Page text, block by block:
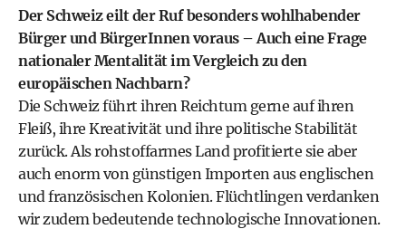
Der Schweiz eilt der Ruf besonders wohlhabender
Bürger und BürgerInnen voraus – Auch eine Frage
nationaler Mentalität im Vergleich zu den
europäischen Nachbarn?
Die Schweiz führt ihren Reichtum gerne auf ihren
Fleiß, ihre Kreativität und ihre politische Stabilität
zurück. Als rohstoffarmes Land profitierte sie aber
auch enorm von günstigen Importen aus englischen
und französischen Kolonien. Flüchtlingen verdanken
wir zudem bedeutende technologische Innovationen.